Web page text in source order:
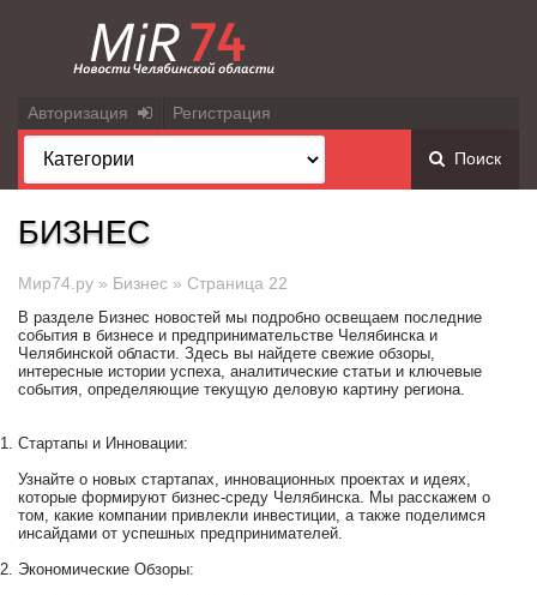
Авторизация Регистрация
Поиск
БИЗНЕС
Мир74.ру » Бизнес » Страница 22
В разделе Бизнес новостей мы подробно освещаем последние
события в бизнесе и предпринимательстве Челябинска и
Челябинской области. Здесь вы найдете свежие обзоры,
интересные истории успеха, аналитические статьи и ключевые
события, определяющие текущую деловую картину региона.
Стартапы и Инновации:
Узнайте о новых стартапах, инновационных проектах и идеях,
которые формируют бизнес-среду Челябинска. Мы расскажем о
том, какие компании привлекли инвестиции, а также поделимся
инсайдами от успешных предпринимателей.
Экономические Обзоры: